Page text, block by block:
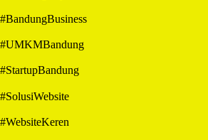
#BandungBusiness
#UMKMBandung
#StartupBandung
#SolusiWebsite
#WebsiteKeren